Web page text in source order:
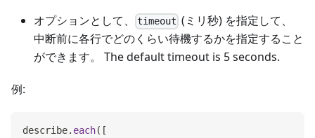
オプションとして、 timeout (ミリ秒) を指定して、
中断前に各行でどのくらい待機するかを指定すること
ができます。 The default timeout is 5 seconds.
例:
describe. each( [